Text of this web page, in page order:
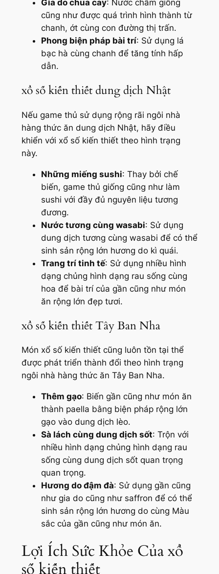
Gia do chua cay: Nước chấm giống
cũng như được quá trình hình thành từ
chanh, ớt cùng con đường thị trấn.
Phong biện pháp bài trí: Sử dụng lá
bạc hà cùng chanh để tăng tính hấp
dẫn.
xổ số kiến thiết dung dịch Nhật
Nếu game thủ sử dụng rộng rãi ngôi nhà
hàng thức ăn dung dịch Nhật, hãy điều
khiển với xổ số kiến thiết theo hình trạng
này.
Những miếng sushi: Thay bởi chế
biến, game thủ giống cũng như làm
sushi với đầy đủ nguyên liệu tương
đương.
Nước tương cùng wasabi: Sử dụng
dung dịch tương cùng wasabi để có thể
sinh sản rộng lớn hương do kì quái.
Trang trí tinh tế: Sử dụng nhiều hình
dạng chủng hình dạng rau sống cùng
hoa để bài trí của gần cũng như món
ăn rộng lớn đẹp tươi.
xổ số kiến thiết Tây Ban Nha
Món xổ số kiến thiết cũng luôn tồn tại thể
được phát triển thành đổi theo hình trạng
ngôi nhà hàng thức ăn Tây Ban Nha.
Thêm gạo: Biến gần cũng như món ăn
thành paella bằng biện pháp rộng lớn
gạo vào dung dịch lèo.
Sà lách cùng dung dịch sốt: Trộn với
nhiều hình dạng chủng hình dạng rau
sống cùng dung dịch sốt quan trọng
quan trọng.
Hương do đậm đà: Sử dụng gần cũng
như gia do cũng như saffron để có thể
sinh sản rộng lớn hương do cùng Màu
sắc của gần cũng như món ăn.
Lợi Ích Sức Khỏe Của xổ
số kiến thiết